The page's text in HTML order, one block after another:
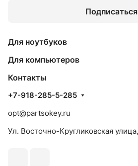
Подписаться
Для ноутбуков
Для компьютеров
Контакты
+7-918-285-5-285
opt@partsokey.ru
Ул. Восточно-Кругликовская